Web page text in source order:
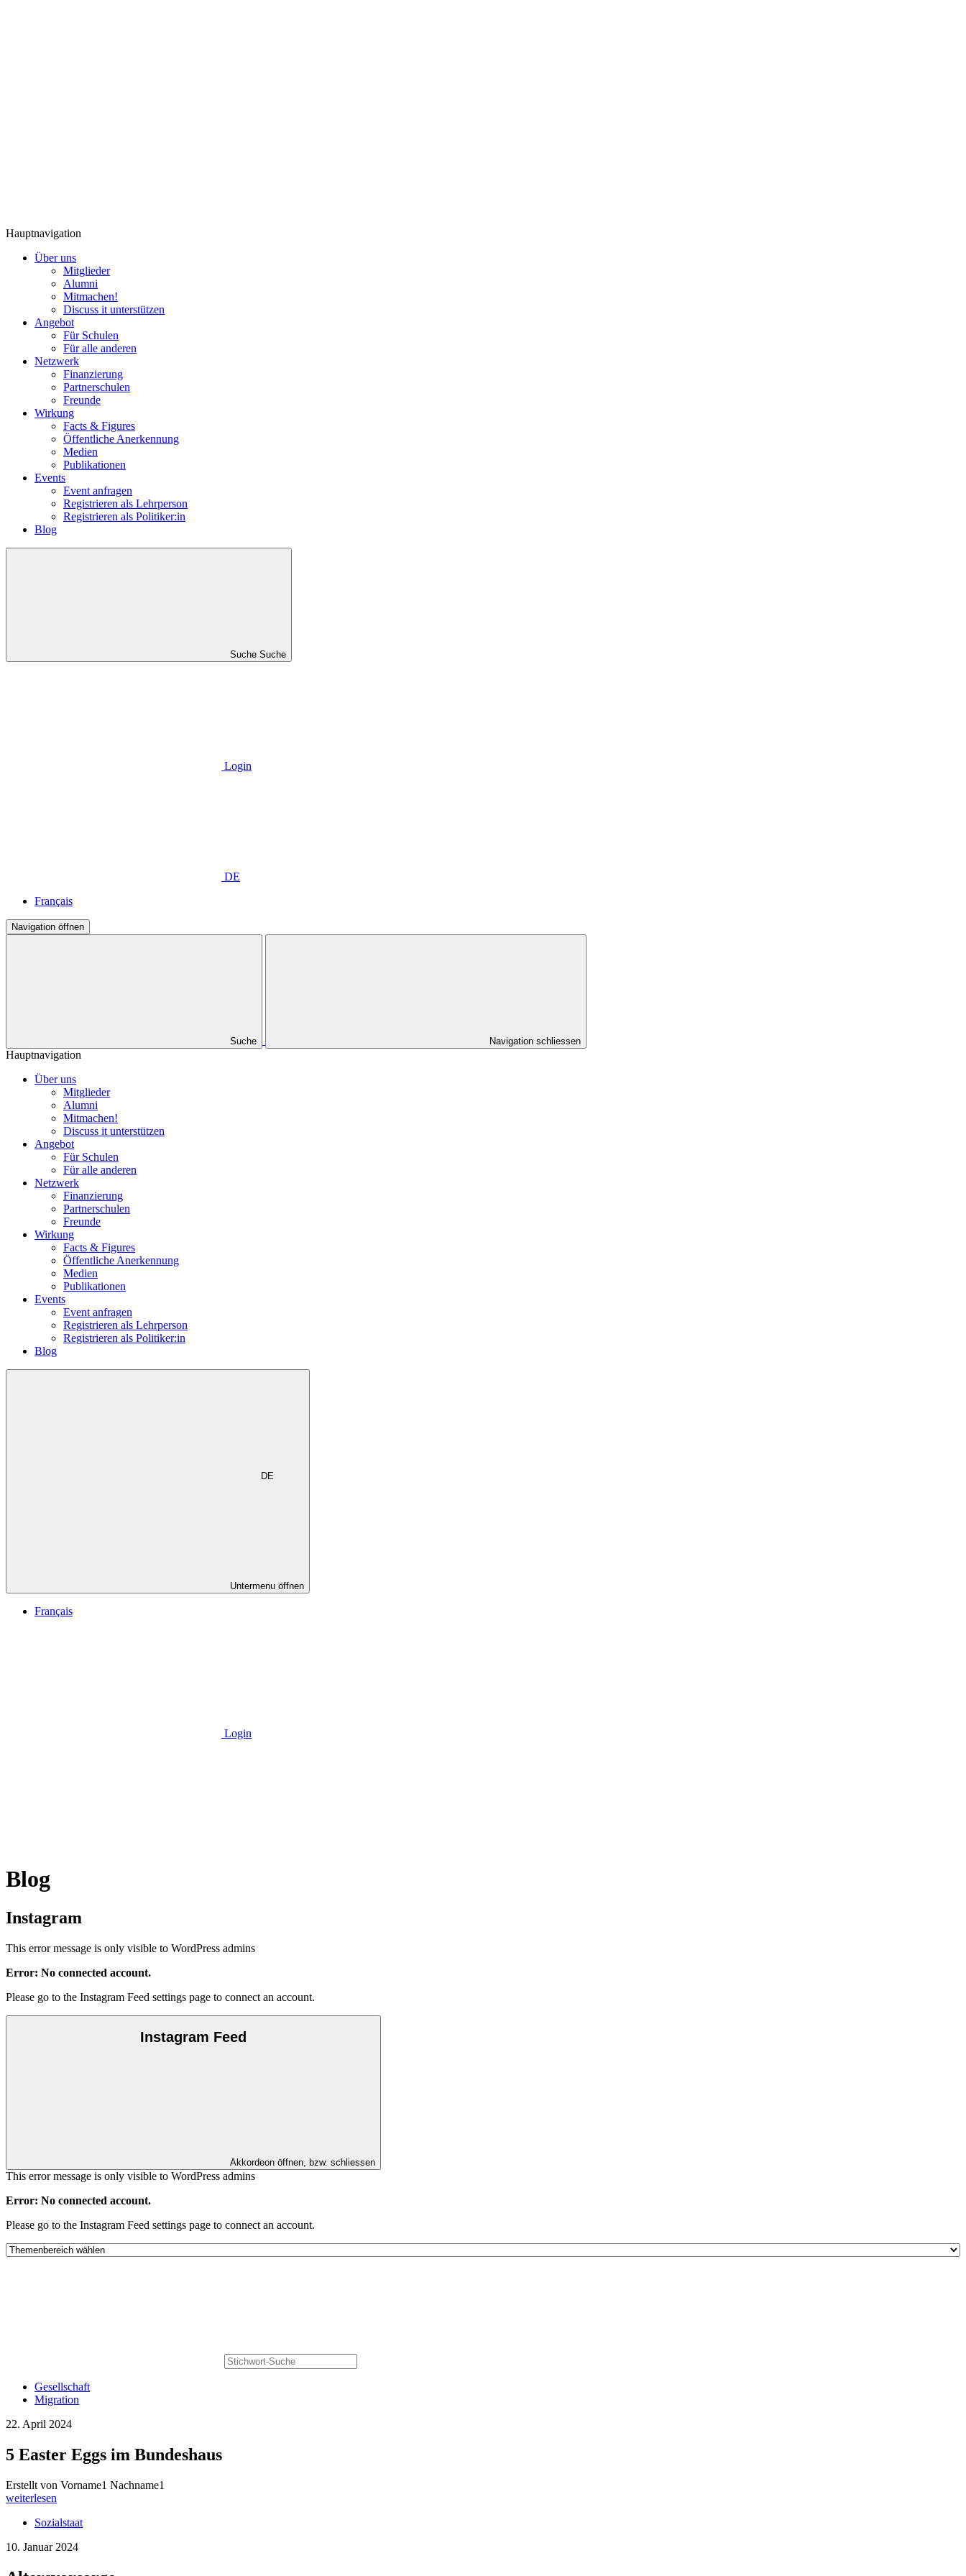
Hauptnavigation
Über uns
Mitglieder
Alumni
Mitmachen!
Discuss it unterstützen
Angebot
Für Schulen
Für alle anderen
Netzwerk
Finanzierung
Partnerschulen
Freunde
Wirkung
Facts & Figures
Öffentliche Anerkennung
Medien
Publikationen
Events
Event anfragen
Registrieren als Lehrperson
Registrieren als Politiker:in
Blog
Suche Suche
Login
DE
Français
Navigation öffnen
Suche Navigation schliessen
Hauptnavigation
Über uns
Mitglieder
Alumni
Mitmachen!
Discuss it unterstützen
Angebot
Für Schulen
Für alle anderen
Netzwerk
Finanzierung
Partnerschulen
Freunde
Wirkung
Facts & Figures
Öffentliche Anerkennung
Medien
Publikationen
Events
Event anfragen
Registrieren als Lehrperson
Registrieren als Politiker:in
Blog
DE
Untermenu öffnen
Français
Login
Blog
Instagram
This error message is only visible to WordPress admins
Error: No connected account.
Please go to the Instagram Feed settings page to connect an account.
Instagram Feed
Akkordeon öffnen, bzw. schliessen
This error message is only visible to WordPress admins
Error: No connected account.
Please go to the Instagram Feed settings page to connect an account.
Gesellschaft
Migration
22. April 2024
5 Easter Eggs im Bundeshaus
Erstellt von Vorname1 Nachname1
weiterlesen
Sozialstaat
10. Januar 2024